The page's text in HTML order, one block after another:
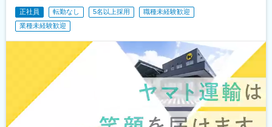
正社員 転勤なし 5名以上採用
職種未経験歓迎
業種未経験歓迎